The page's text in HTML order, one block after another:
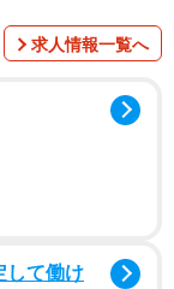
求人情報一覧へ
して働け